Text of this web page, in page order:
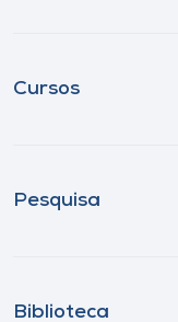
Cursos
Pesquisa
Biblioteca